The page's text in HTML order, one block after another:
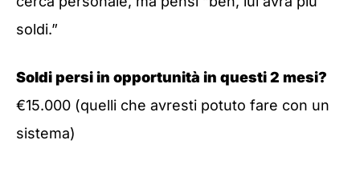
soldi.”
Soldi persi in opportunità in questi 2 mesi?
€15.000 (quelli che avresti potuto fare con un
sistema)